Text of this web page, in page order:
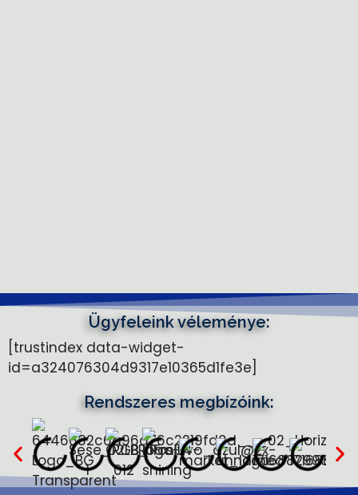
Ügyfeleink véleménye:
[trustindex data-widget-
id=a324076304d9317e10365d1fe3e]
Rendszeres megbízóink: